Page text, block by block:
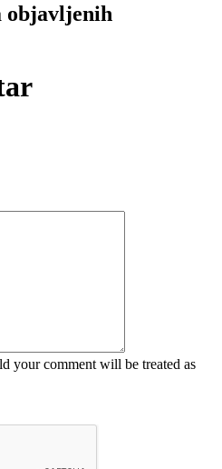
objavljenih
your comment will be treated as